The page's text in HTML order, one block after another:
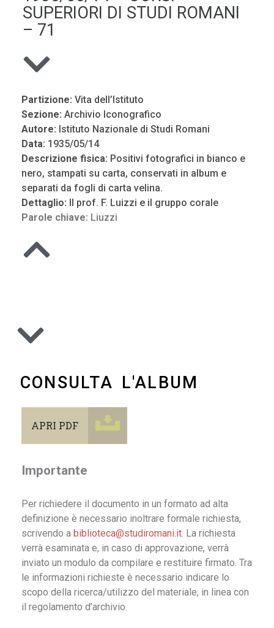
SUPERIORI DI STUDI ROMANI
– 71
Partizione: Vita dell’Istituto
Sezione: Archivio Iconografico
Autore: Istituto Nazionale di Studi Romani
Data: 1935/05/14
Descrizione fisica: Positivi fotografici in bianco e
nero, stampati su carta, conservati in album e
separati da fogli di carta velina.
Dettaglio: Il prof. F. Luizzi e il gruppo corale
Parole chiave: Liuzzi
CONSULTA L'ALBUM
APRI PDF
Importante
Per richiedere il documento in un formato ad alta
definizione è necessario inoltrare formale richiesta,
scrivendo a biblioteca@studiromani.it. La richiesta
verrà esaminata e, in caso di approvazione, verrà
inviato un modulo da compilare e restituire firmato. Tra
le informazioni richieste è necessario indicare lo
scopo della ricerca/utilizzo del materiale, in linea con
il regolamento d’archivio.